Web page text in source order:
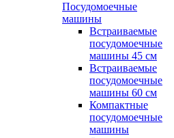
Посудомоечные
машины
Встраиваемые
посудомоечные
машины 45 см
Встраиваемые
посудомоечные
машины 60 см
Компактные
посудомоечные
машины